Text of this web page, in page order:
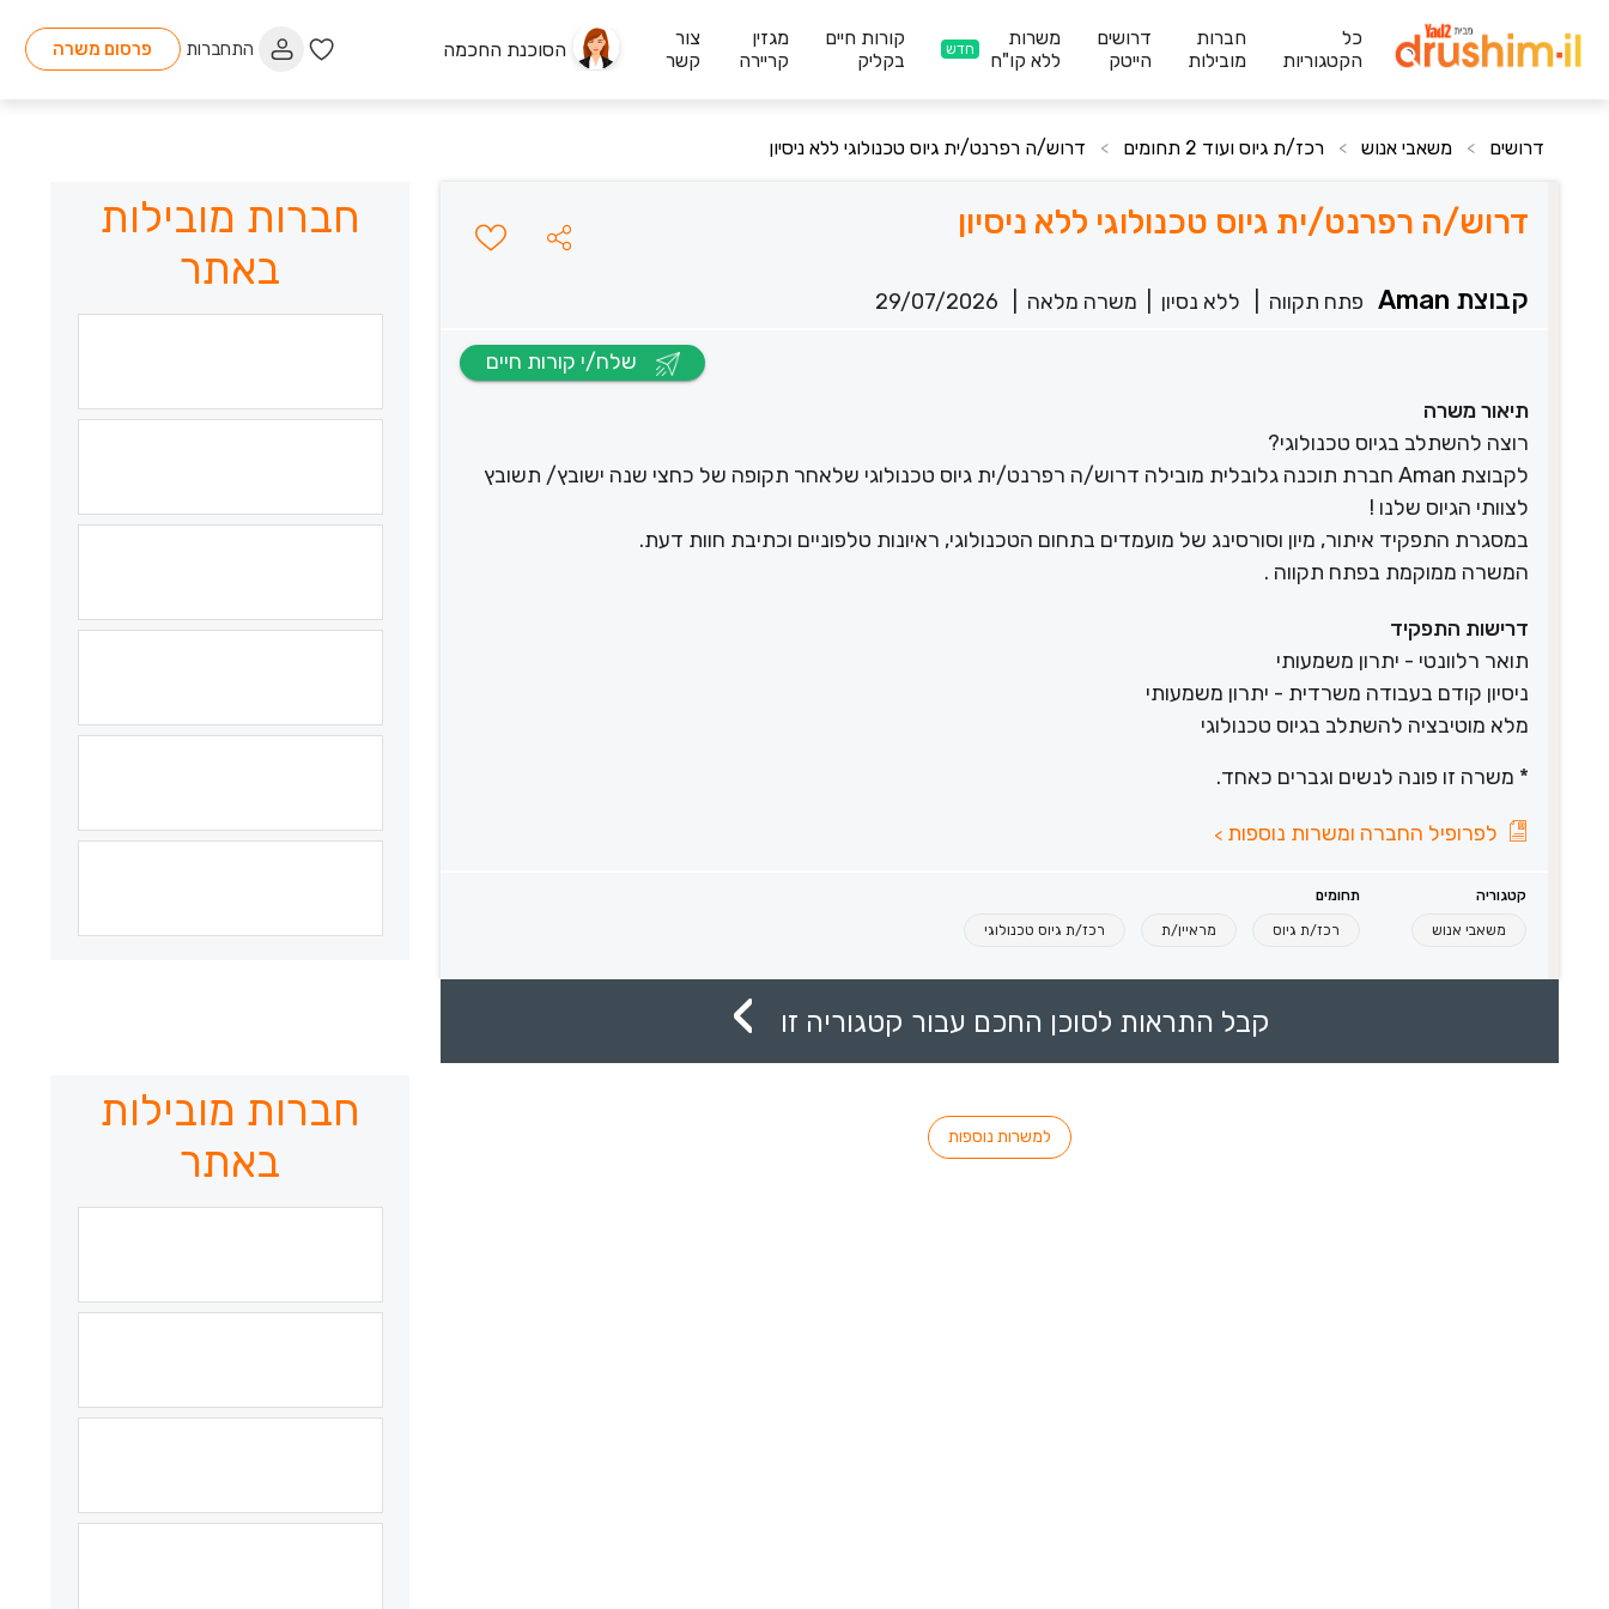
כל
הקטגוריות
חברות
מובילות
דרושים
הייטק
משרות
ללא קו"ח
חדש
קורות חיים
בקליק
מגזין
קריירה
צור
קשר
הסוכנת החכמה התחברות פרסום משרה
דרושים > משאבי אנוש > רכז/ת גיוס ועוד 2 תחומים > דרוש/ה רפרנט/ית גיוס טכנולוגי ללא ניסיון
דרוש/ה רפרנט/ית גיוס טכנולוגי ללא ניסיון
קבוצת Aman פתח תקווה ללא נסיון משרה מלאה 29/07/2026
תיאור משרה
רוצה להשתלב בגיוס טכנולוגי?
לקבוצת Aman חברת תוכנה גלובלית מובילה דרוש/ה רפרנט/ית גיוס טכנולוגי שלאחר תקופה של כחצי שנה ישובץ/ תשובץ
לצוותי הגיוס שלנו !
במסגרת התפקיד איתור, מיון וסורסינג של מועמדים בתחום הטכנולוגי, ראיונות טלפוניים וכתיבת חוות דעת.
המשרה ממוקמת בפתח תקווה .
דרישות התפקיד
תואר רלוונטי - יתרון משמעותי
ניסיון קודם בעבודה משרדית - יתרון משמעותי
מלא מוטיבציה להשתלב בגיוס טכנולוגי
* משרה זו פונה לנשים וגברים כאחד.
לפרופיל החברה ומשרות נוספות >
קטגוריה תחומים
משאבי אנוש רכז/ת גיוס מראיין/ת רכז/ת גיוס טכנולוגי
קבל התראות לסוכן החכם עבור קטגוריה זו
למשרות נוספות
חברות מובילות
באתר
חברות מובילות
באתר